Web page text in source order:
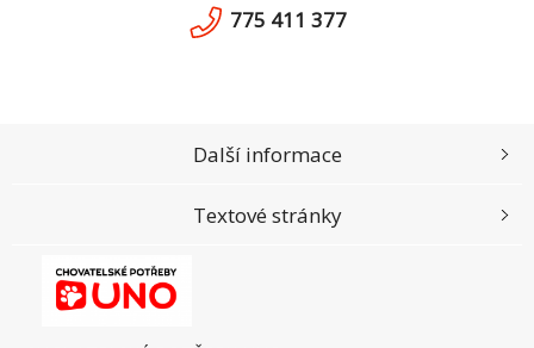
775 411 377
Další informace
Textové stránky